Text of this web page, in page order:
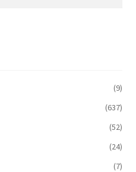
(9)
(637)
(52)
(24)
(7)